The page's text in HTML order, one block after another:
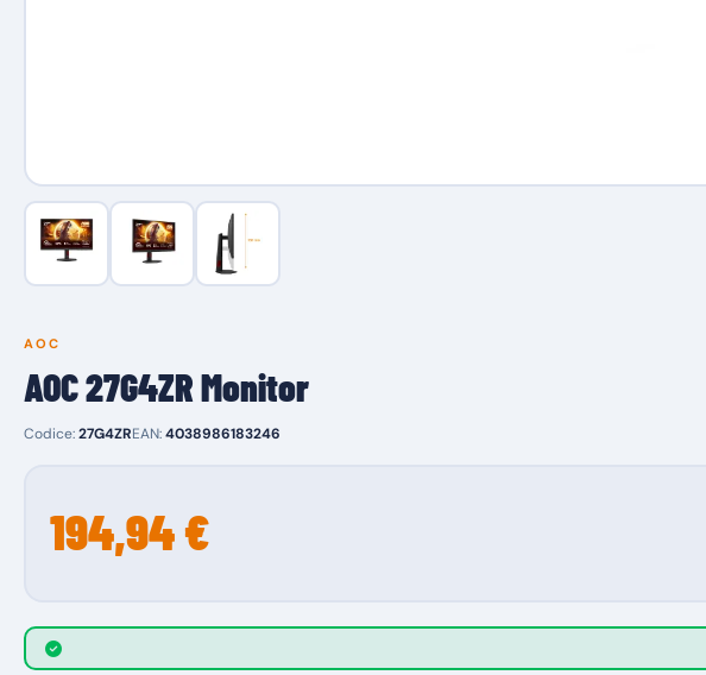
AOC
AOC 27G4ZR Monitor
Codice:27G4ZREAN:4038986183246
194,94 €